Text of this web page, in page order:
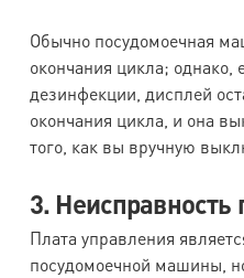
Обычно посудомоечная
окончания цикла; однако,
дезинфекции, дисплей
окончания цикла, и она
того, как вы вручную
3.
Плата управления
посудомоечной машины,